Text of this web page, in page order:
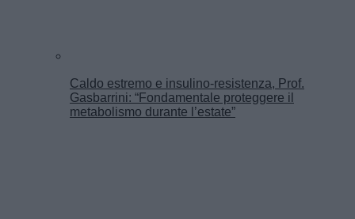
Caldo estremo e insulino-resistenza, Prof.
Gasbarrini: “Fondamentale proteggere il
metabolismo durante l’estate”